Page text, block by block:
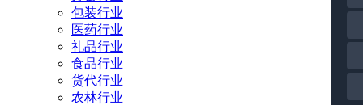
包装行业
医药行业
礼品行业
食品行业
货代行业
农林行业